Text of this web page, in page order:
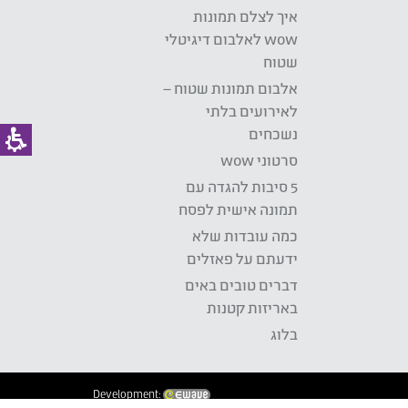
איך לצלם תמונות
wow לאלבום דיגיטלי
שטוח
אלבום תמונות שטוח –
לאירועים בלתי
נשכחים
סרטוני wow
5 סיבות להגדה עם
תמונה אישית לפסח
כמה עובדות שלא
ידעתם על פאזלים
דברים טובים באים
באריזות קטנות
בלוג
Development: